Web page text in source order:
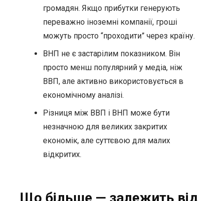
громадян. Якщо прибутки генерують
переважно іноземні компанії, гроші
можуть просто “проходити” через країну.
ВНП не є застарілим показником. Він
просто менш популярний у медіа, ніж
ВВП, але активно використовується в
економічному аналізі.
Різниця між ВВП і ВНП може бути
незначною для великих закритих
економік, але суттєвою для малих
відкритих.